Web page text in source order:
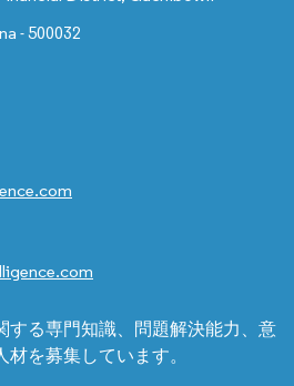
- 500032
する専門知識、問題解決能力、意
を募集しています。